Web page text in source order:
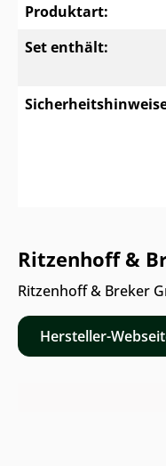
Produktart:
Set enthält:
Ritzenhoff &
Ritzenhoff & Breker
Hersteller-